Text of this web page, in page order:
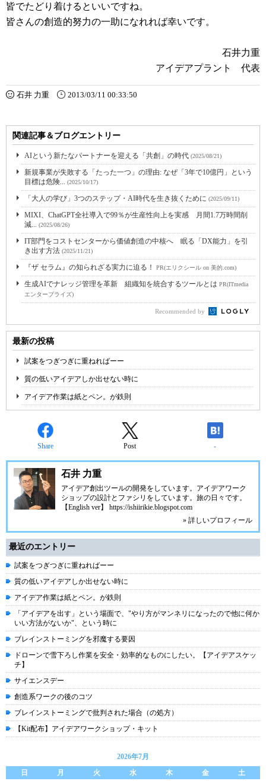
皆でたどり着けるといいですね。
皆さんの創造的努力の一助になれれば幸いです。
石井力重
アイデアプラント 代表
石井 力重 2013/03/11 00:33:50
関連記事＆ブログエントリー
AIという新たなパートナーを迎える「共創」の時代 (2025/08/21)
新規事業が失敗する「たった一つ」の理由: なぜ「3年で10億円」という
目標は危険... (2025/10/17)
「大人の学び」3つのステップ・AI時代を生き抜くために (2025/09/11)
MIXI、ChatGPT全社導入で99％が生産性向上を実感 月間1.7万時間削
減... (2025/08/26)
IT部門をコストセンターから価値創造の中核へ 眠る「DX能力」を引
き出す方法 (2025/11/21)
『ザ セラム』の知られざる実力に迫る！ PR(エリクシール on 美的.com)
生成AIでナレッジ管理を革新 組織知を統合するツールとは PR(ITmedia
エンタープライズ)
Recommended by
最新の投稿
試案をつぎつぎに重ねればーー
質の低いアイデアしか出せない時に
アイデア作業は紙とペン。が鉄則
Share Post -
石井 力重
アイデア創出ツールの開発をしています。アイデアワーク
ショップの設計とファシリをしています。旅の日々です。
【English ver】 https://ishiirikie.blogspot.com
» 詳しいプロフィール
最近のエントリー
試案をつぎつぎに重ねればーー
質の低いアイデアしか出せない時に
アイデア作業は紙とペン。が鉄則
「アイデアを出す」という場面で、"やり方がマンネリになったので他に何か
いい方法がないか"、という時に
ブレインストーミングを邪魔する要因
ドローンで雪下ろし作業を安全・効率的なものにしたい。【アイデアスケッ
チ】
サイエンスデー
創造系ワークの後のコツ
ブレインストーミングで批判された場合（の処方）
【Kit配布】アイデアワークショップ・キット
2026年7月
日
月 火 水 木 金
土